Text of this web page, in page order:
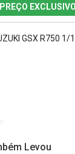
PREÇO EXCLUSIVO
GSX R750 1/
Levou